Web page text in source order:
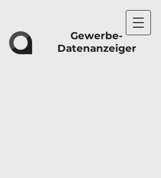
Gewerbe-
Datenanzeiger